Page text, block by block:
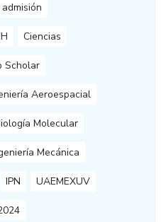
Ciencias
Scholar
Aeroespacial
Molecular
Mecánica
IPN UAEMEXUV